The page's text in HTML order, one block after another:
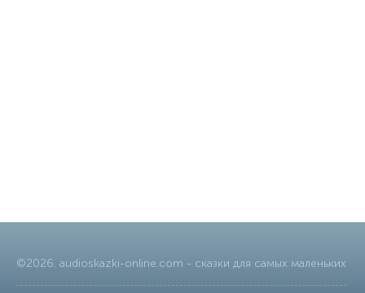
©2026. audioskazki-online.com - сказки для самых маленьких